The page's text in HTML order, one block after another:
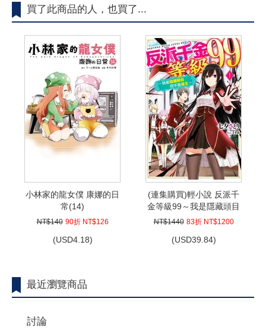
買了此商品的人，也買了...
小林家的龍女僕 康娜的日
常(14)
NT$140 90折 NT$126
(USD4.18)
(連集購買)輕小說 反派千
金等級99～我是隱藏頭目
但不是魔王～(01)~(06)
NT$1440 83折 NT$1200
(USD39.84)
最近瀏覽商品
討論